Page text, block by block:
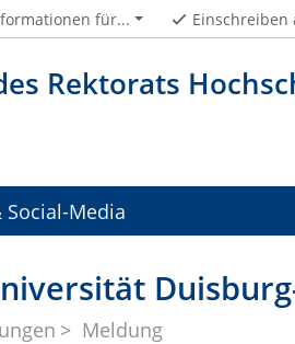
Rektorats
für... Einschreiben
Social-Media
Meldung